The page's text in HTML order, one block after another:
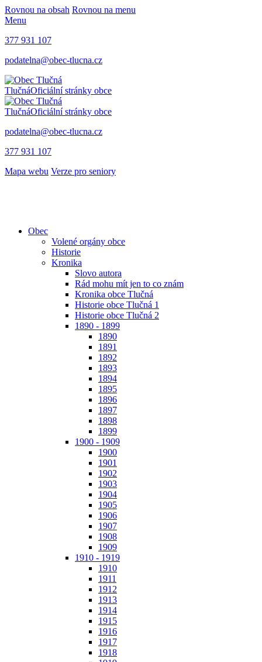
Rovnou na obsah Rovnou na menu
Menu
377 931 107
podatelna@obec-tlucna.cz
TlučnáOficiální stránky obce
TlučnáOficiální stránky obce
podatelna@obec-tlucna.cz
377 931 107
Mapa webu Verze pro seniory
Obec
Volené orgány obce
Historie
Kronika
Slovo autora
Rád mohu mít jen to co znám
Kronika obce Tlučná
Historie obce Tlučná 1
Historie obce Tlučná 2
1890 - 1899
1890
1891
1892
1893
1894
1895
1896
1897
1898
1899
1900 - 1909
1900
1901
1902
1903
1904
1905
1906
1907
1908
1909
1910 - 1919
1910
1911
1912
1913
1914
1915
1916
1917
1918